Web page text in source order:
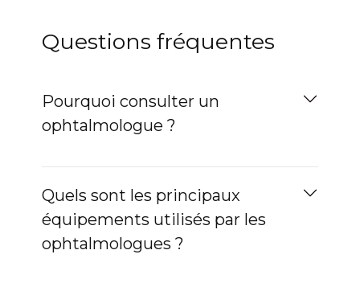
Questions fréquentes
Pourquoi consulter un
ophtalmologue ?
Quels sont les principaux
équipements utilisés par les
ophtalmologues ?